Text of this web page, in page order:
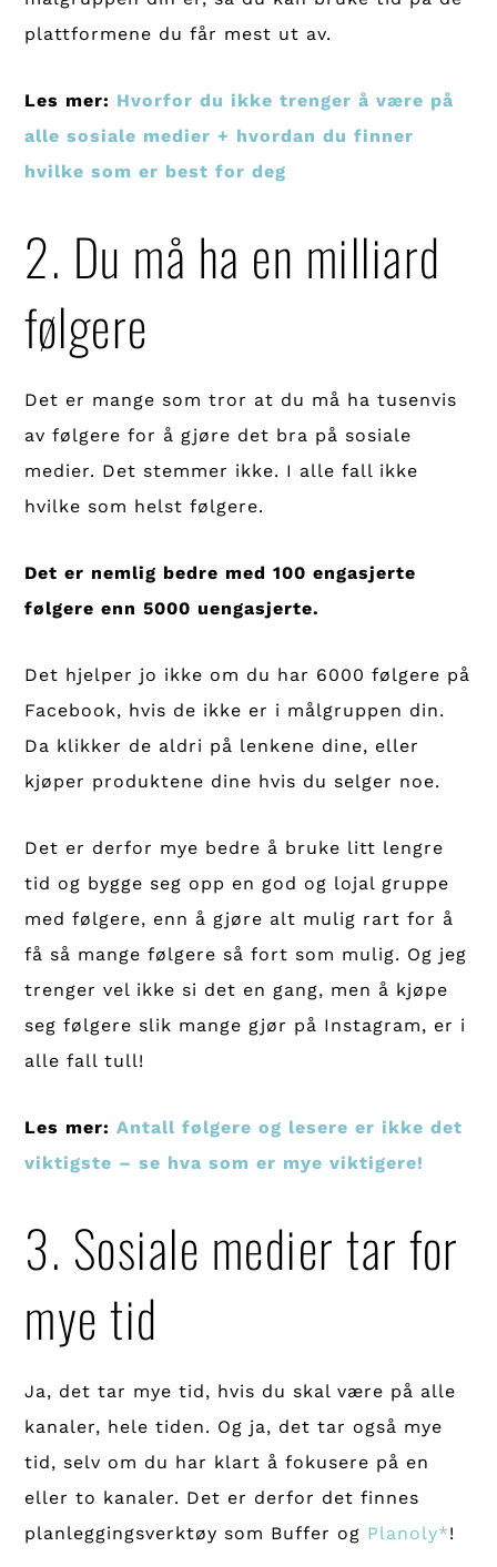
plattformene du får mest ut av.
Les mer: Hvorfor du ikke trenger å være på
alle sosiale medier + hvordan du finner
hvilke som er best for deg
2. Du må ha en milliard
følgere
Det er mange som tror at du må ha tusenvis
av følgere for å gjøre det bra på sosiale
medier. Det stemmer ikke. I alle fall ikke
hvilke som helst følgere.
Det er nemlig bedre med 100 engasjerte
følgere enn 5000 uengasjerte.
Det hjelper jo ikke om du har 6000 følgere på
Facebook, hvis de ikke er i målgruppen din.
Da klikker de aldri på lenkene dine, eller
kjøper produktene dine hvis du selger noe.
Det er derfor mye bedre å bruke litt lengre
tid og bygge seg opp en god og lojal gruppe
med følgere, enn å gjøre alt mulig rart for å
få så mange følgere så fort som mulig. Og jeg
trenger vel ikke si det en gang, men å kjøpe
seg følgere slik mange gjør på Instagram, er i
alle fall tull!
Les mer:Antall følgere og lesere er ikke det
viktigste – se hva som er mye viktigere!
3. Sosiale medier tar for
mye tid
Ja, det tar mye tid, hvis du skal være på alle
kanaler, hele tiden. Og ja, det tar også mye
tid, selv om du har klart å fokusere på en
eller to kanaler. Det er derfor det finnes
planleggingsverktøy som Buffer og Planoly*!